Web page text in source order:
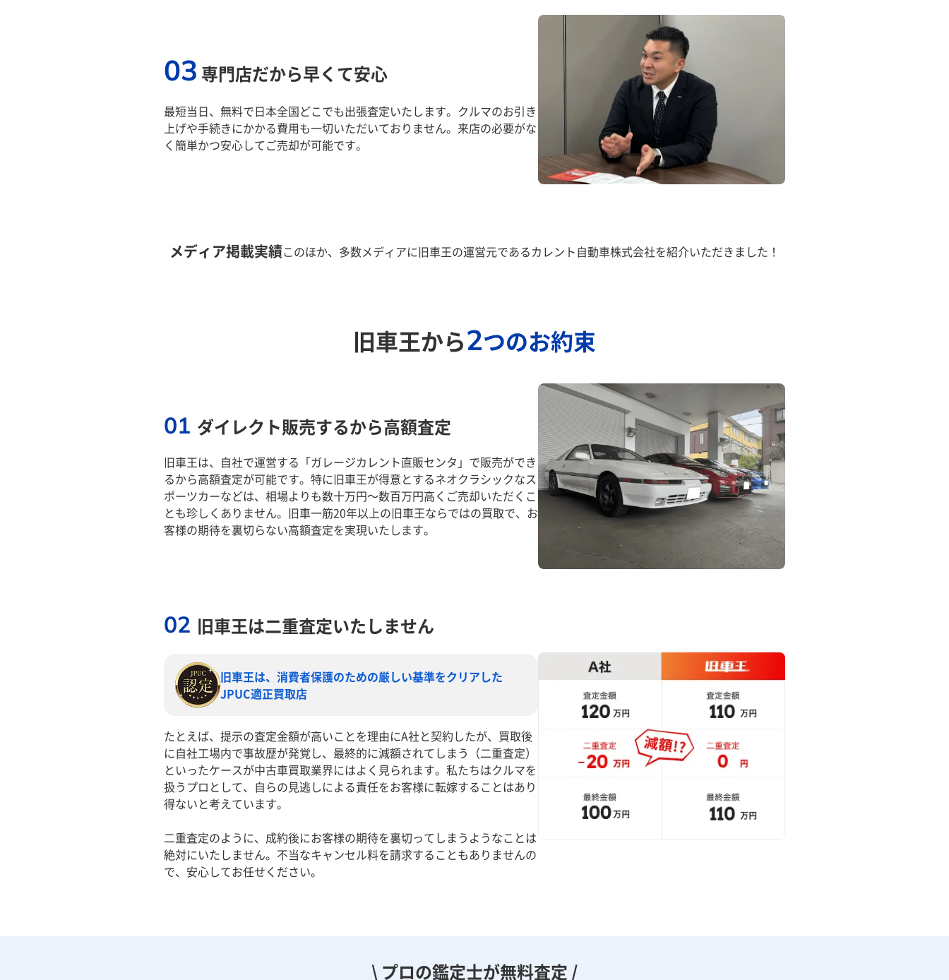
03 専門店だから早くて安心
最短当日、無料で日本全国どこでも出張査定いたします。クルマのお引き
上げや手続きにかかる費用も一切いただいておりません。来店の必要がな
く簡単かつ安心してご売却が可能です。
メディア掲載実績このほか、多数メディアに旧車王の運営元であるカレント自動車株式会社を紹介いただきました！
旧車王から2つのお約束
01 ダイレクト販売するから高額査定
旧車王は、自社で運営する「ガレージカレント直販センタ」で販売ができ
るから高額査定が可能です。特に旧車王が得意とするネオクラシックなス
ポーツカーなどは、相場よりも数十万円～数百万円高くご売却いただくこ
とも珍しくありません。旧車一筋20年以上の旧車王ならではの買取で、お
客様の期待を裏切らない高額査定を実現いたします。
02 旧車王は二重査定いたしません
旧車王は、消費者保護のための厳しい基準をクリアした
JPUC適正買取店
たとえば、提示の査定金額が高いことを理由にA社と契約したが、買取後
に自社工場内で事故歴が発覚し、最終的に減額されてしまう（二重査定）
といったケースが中古車買取業界にはよく見られます。私たちはクルマを
扱うプロとして、自らの見逃しによる責任をお客様に転嫁することはあり
得ないと考えています。
二重査定のように、成約後にお客様の期待を裏切ってしまうようなことは
絶対にいたしません。不当なキャンセル料を請求することもありませんの
で、安心してお任せください。
\ プロの鑑定士が無料査定 /